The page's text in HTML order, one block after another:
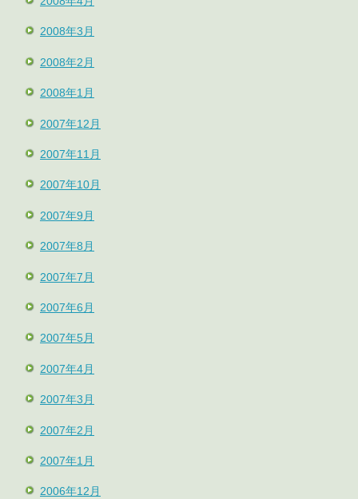
2008年3月
2008年2月
2008年1月
2007年12月
2007年11月
2007年10月
2007年9月
2007年8月
2007年7月
2007年6月
2007年5月
2007年4月
2007年3月
2007年2月
2007年1月
2006年12月